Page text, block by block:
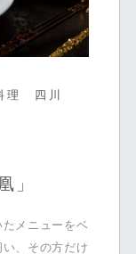
理 四川
」
メニューをベ
、その方だけ